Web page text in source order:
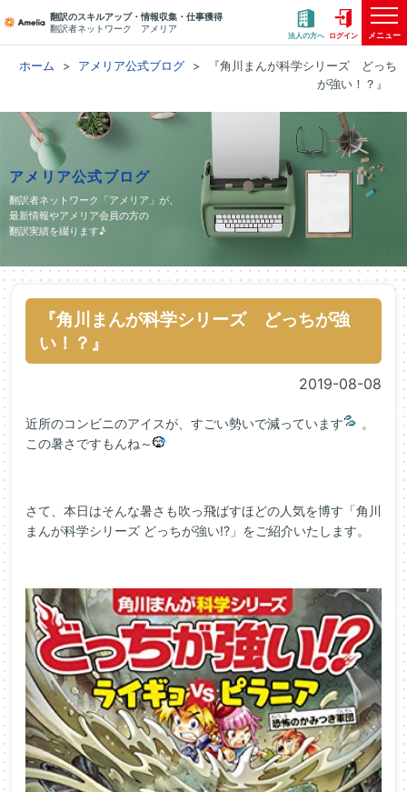
翻訳のスキルアップ・情報収集・仕事獲得
翻訳者ネットワーク アメリア
法人の方へ ログイン メニュー
ホーム アメリア公式ブログ
『角川まんが科学シリーズ どっち
が強い！？』
アメリア公式ブログ
翻訳者ネットワーク「アメリア」が、
最新情報やアメリア会員の方の
翻訳実績を綴ります♪
『角川まんが科学シリーズ どっちが強
い！？』
2019-08-08
近所のコンビニのアイスが、すごい勢いで減っています
。
この暑さですもんね～
さて、本日はそんな暑さも吹っ飛ばすほどの人気を博す「角川
まんが科学シリーズ どっちが強い!?」をご紹介いたします。